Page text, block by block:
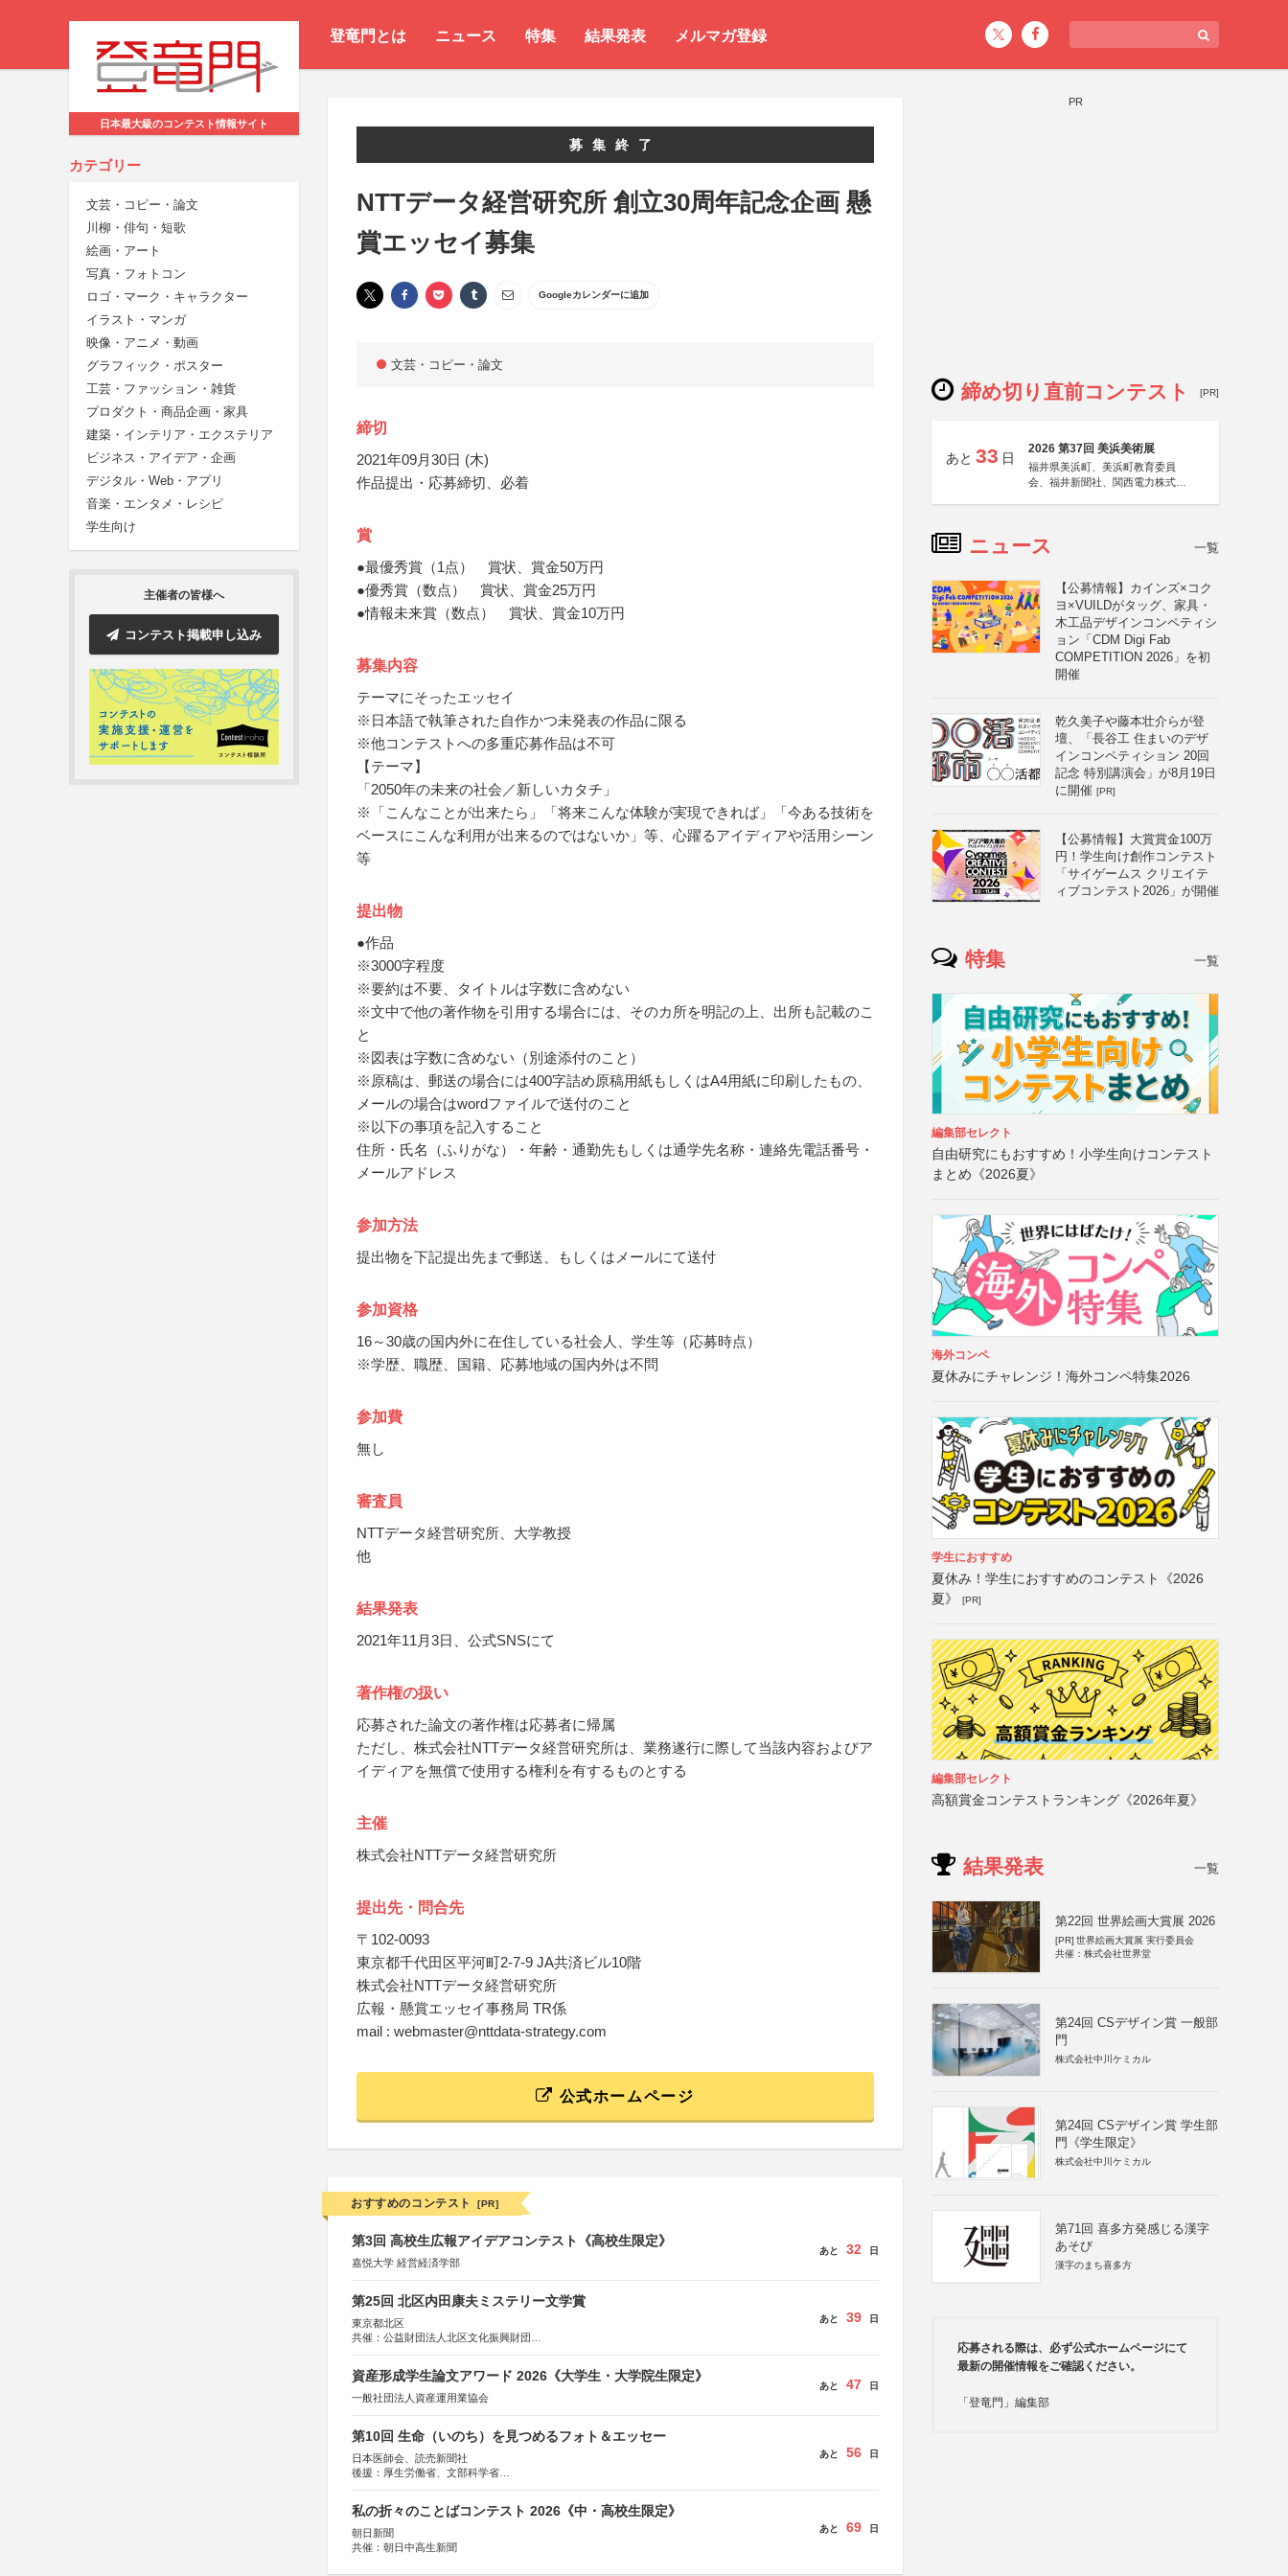
登竜門とは ニュース 特集 結果発表 メルマガ登録
日本最大級のコンテスト情報サイト
カテゴリー
文芸・コピー・論文
川柳・俳句・短歌
絵画・アート
写真・フォトコン
ロゴ・マーク・キャラクター
イラスト・マンガ
映像・アニメ・動画
グラフィック・ポスター
工芸・ファッション・雑貨
プロダクト・商品企画・家具
建築・インテリア・エクステリア
ビジネス・アイデア・企画
デジタル・Web・アプリ
音楽・エンタメ・レシピ
学生向け
主催者の皆様へ
コンテスト掲載申し込み
募集終了
NTTデータ経営研究所 創立30周年記念企画 懸
賞エッセイ募集
Googleカレンダーに追加
文芸・コピー・論文
締切
2021年09月30日 (木)
作品提出・応募締切、必着
賞
●最優秀賞（1点） 賞状、賞金50万円
●優秀賞（数点） 賞状、賞金25万円
●情報未来賞（数点） 賞状、賞金10万円
募集内容
テーマにそったエッセイ
※日本語で執筆された自作かつ未発表の作品に限る
※他コンテストへの多重応募作品は不可
【テーマ】
「2050年の未来の社会／新しいカタチ」
※「こんなことが出来たら」「将来こんな体験が実現できれば」「今ある技術を
ベースにこんな利用が出来るのではないか」等、心躍るアイディアや活用シーン
等
提出物
●作品
※3000字程度
※要約は不要、タイトルは字数に含めない
※文中で他の著作物を引用する場合には、そのカ所を明記の上、出所も記載のこ
と
※図表は字数に含めない（別途添付のこと）
※原稿は、郵送の場合には400字詰め原稿用紙もしくはA4用紙に印刷したもの、
メールの場合はwordファイルで送付のこと
※以下の事項を記入すること
住所・氏名（ふりがな）・年齢・通勤先もしくは通学先名称・連絡先電話番号・
メールアドレス
参加方法
提出物を下記提出先まで郵送、もしくはメールにて送付
参加資格
16～30歳の国内外に在住している社会人、学生等（応募時点）
※学歴、職歴、国籍、応募地域の国内外は不問
参加費
無し
審査員
NTTデータ経営研究所、大学教授
他
結果発表
2021年11月3日、公式SNSにて
著作権の扱い
応募された論文の著作権は応募者に帰属
ただし、株式会社NTTデータ経営研究所は、業務遂行に際して当該内容およびア
イディアを無償で使用する権利を有するものとする
主催
株式会社NTTデータ経営研究所
提出先・問合先
〒102-0093
東京都千代田区平河町2-7-9 JA共済ビル10階
株式会社NTTデータ経営研究所
広報・懸賞エッセイ事務局 TR係
mail : webmaster@nttdata-strategy.com
公式ホームページ
おすすめのコンテスト [PR]
第3回 高校生広報アイデアコンテスト《高校生限定》
嘉悦大学 経営経済学部
あと 32 日
第25回 北区内田康夫ミステリー文学賞
東京都北区
共催：公益財団法人北区文化振興財団
協賛：株式会社実業之日本社
あと 39 日
資産形成学生論文アワード 2026《大学生・大学院生限定》
一般社団法人資産運用業協会
あと 47 日
第10回 生命（いのち）を見つめるフォト＆エッセー
日本医師会、読売新聞社
後援：厚生労働省、文部科学省
あと 56 日
私の折々のことばコンテスト 2026《中・高校生限定》
朝日新聞
共催：朝日中高生新聞
あと 69 日
PR
締め切り直前コンテスト [PR]
あと 33 日
2026 第37回 美浜美術展
福井県美浜町、美浜町教育委員
会、福井新聞社、関西電力株式会
ニュース 一覧
【公募情報】カインズ×コク
ヨ×VUILDがタッグ、家具・
木工品デザインコンペティシ
ョン「CDM Digi Fab
COMPETITION 2026」を初
開催
乾久美子や藤本壮介らが登
壇、「長谷工 住まいのデザ
インコンペティション 20回
記念 特別講演会」が8月19日
に開催 [PR]
【公募情報】大賞賞金100万
円！学生向け創作コンテスト
「サイゲームス クリエイテ
ィブコンテスト2026」が開催
特集 一覧
編集部セレクト
自由研究にもおすすめ！小学生向けコンテスト
まとめ《2026夏》
海外コンペ
夏休みにチャレンジ！海外コンペ特集2026
学生におすすめ
夏休み！学生におすすめのコンテスト《2026
夏》
[PR]
編集部セレクト
高額賞金コンテストランキング《2026年夏》
結果発表 一覧
第22回 世界絵画大賞展 2026
[PR] 世界絵画大賞展 実行委員会
共催：株式会社世界堂
第24回 CSデザイン賞 一般部
門
株式会社中川ケミカル
第24回 CSデザイン賞 学生部
門《学生限定》
株式会社中川ケミカル
第71回 喜多方発感じる漢字
あそび
漢字のまち喜多方
応募される際は、必ず公式ホームページにて
最新の開催情報をご確認ください。
「登竜門」編集部